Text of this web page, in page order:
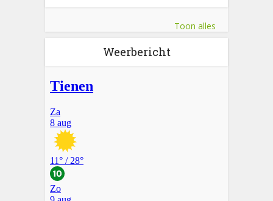
Toon alles
Weerbericht